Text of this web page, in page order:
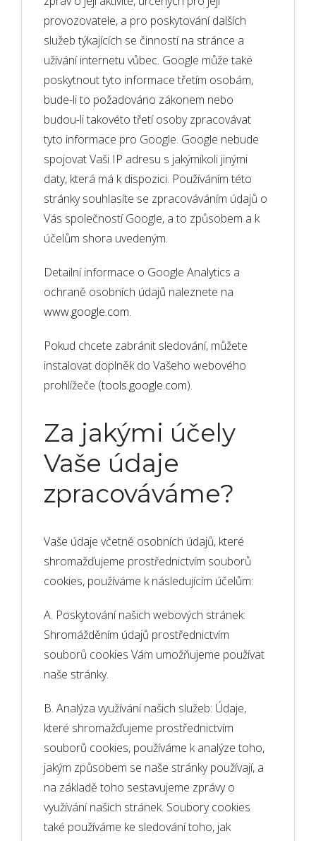
provozovatele, a pro poskytování dalších
služeb týkajících se činností na stránce a
užívání internetu vůbec. Google může také
poskytnout tyto informace třetím osobám,
bude-li to požadováno zákonem nebo
budou-li takovéto třetí osoby zpracovávat
tyto informace pro Google. Google nebude
spojovat Vaši IP adresu s jakýmikoli jinými
daty, která má k dispozici. Používáním této
stránky souhlasíte se zpracováváním údajů o
Vás společností Google, a to způsobem a k
účelům shora uvedeným.
Detailní informace o Google Analytics a
ochraně osobních údajů naleznete na
www.google.com.
Pokud chcete zabránit sledování, můžete
instalovat doplněk do Vašeho webového
prohlížeče (tools.google.com).
Za jakými účely
Vaše údaje
zpracováváme?
Vaše údaje včetně osobních údajů, které
shromažďujeme prostřednictvím souborů
cookies, používáme k následujícím účelům:
A. Poskytování našich webových stránek:
Shromážděním údajů prostřednictvím
souborů cookies Vám umožňujeme používat
naše stránky.
B. Analýza využívání našich služeb: Údaje,
které shromažďujeme prostřednictvím
souborů cookies, používáme k analýze toho,
jakým způsobem se naše stránky používají, a
na základě toho sestavujeme zprávy o
využívání našich stránek. Soubory cookies
také používáme ke sledování toho, jak